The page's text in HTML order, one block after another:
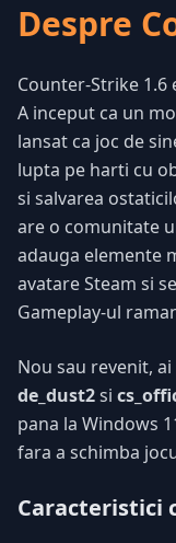
Despre
Counter-Strike 1.6
A inceput ca un
lansat ca joc de
lupta pe harti cu
si salvarea
are o comunitate
adauga elemente
avatare Steam si
Gameplay-ul
Nou sau revenit,
de_dust2si
pana la Windows
fara a schimba
Caracteristici